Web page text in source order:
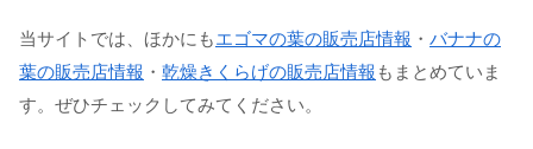
当サイトでは、ほかにもエゴマの葉の販売店情報 ・ バナナの
葉の販売店情報 ・ 乾燥きくらげの販売店情報 もまとめていま
す。ぜひチェックしてみてください。